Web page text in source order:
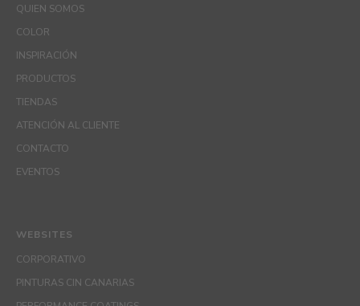
QUIEN SOMOS
COLOR
INSPIRACIÓN
PRODUCTOS
TIENDAS
ATENCIÓN AL CLIENTE
CONTACTO
EVENTOS
WEBSITES
CORPORATIVO
PINTURAS CIN CANARIAS